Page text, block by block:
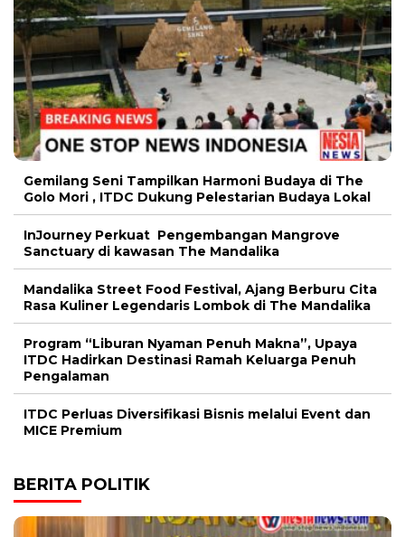
Gemilang Seni Tampilkan Harmoni Budaya di The
Golo Mori , ITDC Dukung Pelestarian Budaya Lokal
InJourney Perkuat Pengembangan Mangrove
Sanctuary di kawasan The Mandalika
Mandalika Street Food Festival, Ajang Berburu Cita
Rasa Kuliner Legendaris Lombok di The Mandalika
Program “Liburan Nyaman Penuh Makna”, Upaya
ITDC Hadirkan Destinasi Ramah Keluarga Penuh
Pengalaman
ITDC Perluas Diversifikasi Bisnis melalui Event dan
MICE Premium
BERITA POLITIK